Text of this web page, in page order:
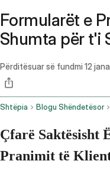
Formularët e
Shumta për t'i
Përditësuar së fundmi 12
Shtëpia Blogu Shëndetësor
Çfarë Saktësisht
Pranimit të